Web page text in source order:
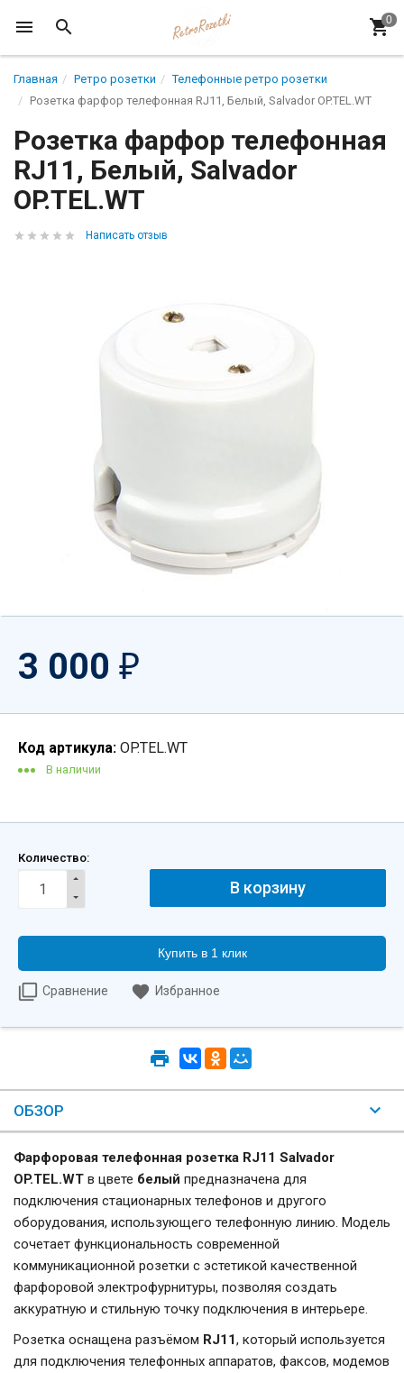
Главная Ретро розетки
Телефонные ретро розетки
Розетка фарфор телефонная RJ11, Белый, Salvador OP.TEL.WT
Розетка фарфор телефонная
RJ11, Белый, Salvador
OP.TEL.WT
Написать отзыв
3 000 ₽
Код артикула: OP.TEL.WT
В наличии
Количество:
Купить в 1 клик
Сравнение Избранное
ОБЗОР
Фарфоровая телефонная розетка RJ11 Salvador
OP.TEL.WT в цвете белый предназначена для
подключения стационарных телефонов и другого
оборудования, использующего телефонную линию. Модель
сочетает функциональность современной
коммуникационной розетки с эстетикой качественной
фарфоровой электрофурнитуры, позволяя создать
аккуратную и стильную точку подключения в интерьере.
Розетка оснащена разъёмом RJ11, который используется
для подключения телефонных аппаратов, факсов, модемов